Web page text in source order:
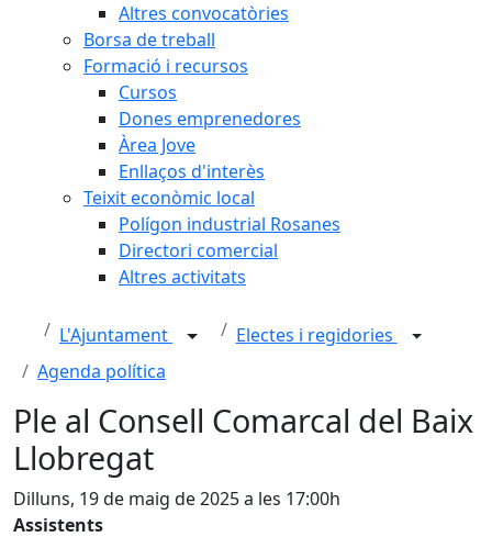
Altres convocatòries
Borsa de treball
Formació i recursos
Cursos
Dones emprenedores
Àrea Jove
Enllaços d'interès
Teixit econòmic local
Polígon industrial Rosanes
Directori comercial
Altres activitats
L'Ajuntament
Electes i regidories
Agenda política
Ple al Consell Comarcal del Baix
Llobregat
Dilluns, 19 de maig de 2025 a les 17:00h
Assistents